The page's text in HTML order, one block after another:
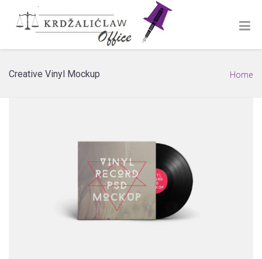
Creative Vinyl Mockup Home